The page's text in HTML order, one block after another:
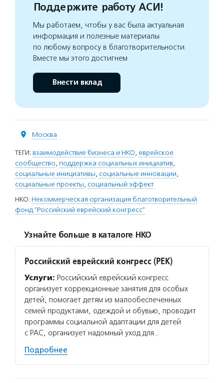
Поддержите работу АСИ!
Мы работаем, чтобы у вас была актуальная
информация и полезные материалы
по любому вопросу в благотворительности.
Вместе мы этого достигнем
Внести вклад
Москва
ТЕГИ: взаимодействие бизнеса и НКО, еврейское
сообщество, поддержка социальных инициатив,
социальные инициативы, социальные инновации,
социальные проекты, социальный эффект
НКО: Некоммерческая организация благотворительный
фонд "Российский еврейский конгресс"
Узнайте больше в каталоге НКО
Российский еврейский конгресс (РЕК)
Услуги: Российский еврейский конгресс
организует коррекционные занятия для особых
детей, помогает детям из малообеспеченных
семей продуктами, одеждой и обувью, проводит
программы социальной адаптации для детей
с РАС, организует надомный уход для…
Подробнее